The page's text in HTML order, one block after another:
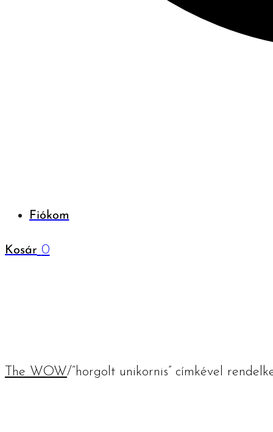
Fiókom
Kosár 0
The WOW/“horgolt unikornis” címkével